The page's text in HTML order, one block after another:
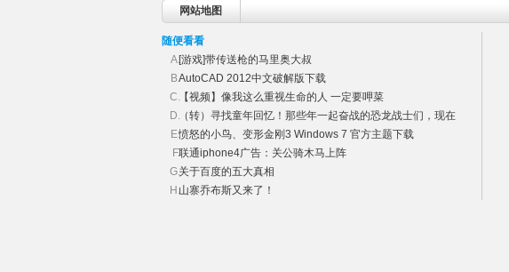
网站地图
随便看看
[游戏]带传送枪的马里奥大叔
AutoCAD 2012中文破解版下载
【视频】像我这么重视生命的人 一定要呷菜
（转）寻找童年回忆！那些年一起奋战的恐龙战士们，现在
愤怒的小鸟、变形金刚3 Windows 7 官方主题下载
联通iphone4广告：关公骑木马上阵
关于百度的五大真相
山寨乔布斯又来了！